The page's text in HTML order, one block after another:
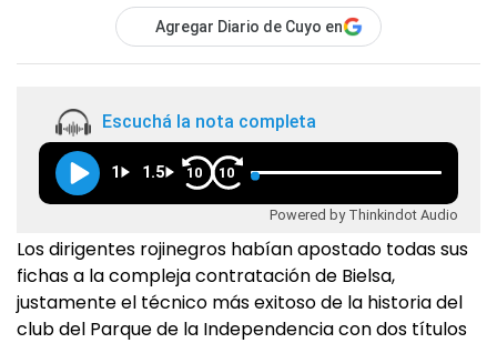
Agregar Diario de Cuyo en
Escuchá la nota completa
1 1.5 10 10
Powered by Thinkindot Audio
Los dirigentes rojinegros habían apostado todas sus
fichas a la compleja contratación de Bielsa,
justamente el técnico más exitoso de la historia del
club del Parque de la Independencia con dos títulos